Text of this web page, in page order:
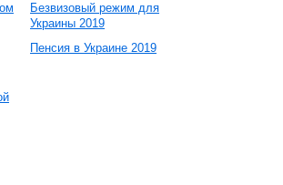
Безвизовый режим для
Украины 2019
Пенсия в Украине 2019